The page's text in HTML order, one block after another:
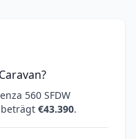
560 SFDW
beträgt €43.390.